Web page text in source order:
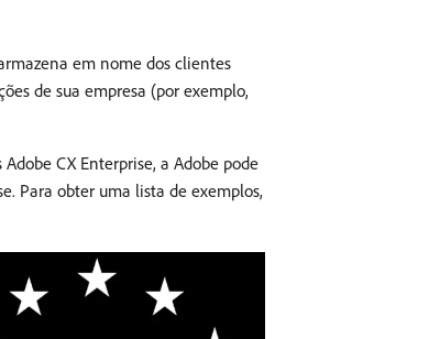
em nome dos clientes
de sua empresa (por exemplo,
CX Enterprise, a Adobe pode
Para obter uma lista de exemplos,